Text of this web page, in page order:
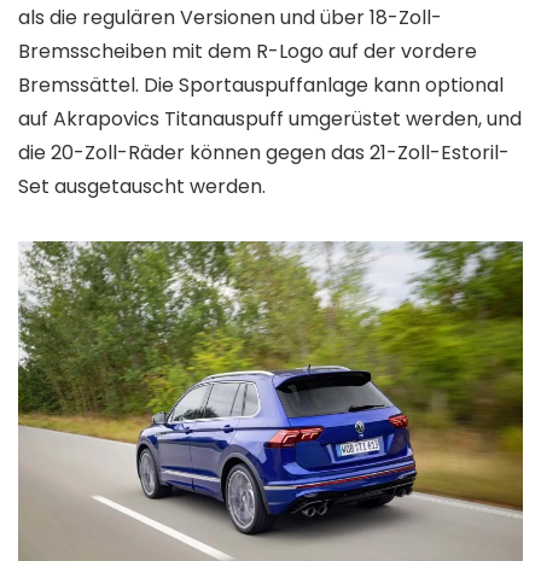
als die regulären Versionen und über 18-Zoll-
Bremsscheiben mit dem R-Logo auf der vordere
Bremssättel. Die Sportauspuffanlage kann optional
auf Akrapovics Titanauspuff umgerüstet werden, und
die 20-Zoll-Räder können gegen das 21-Zoll-Estoril-
Set ausgetauscht werden.